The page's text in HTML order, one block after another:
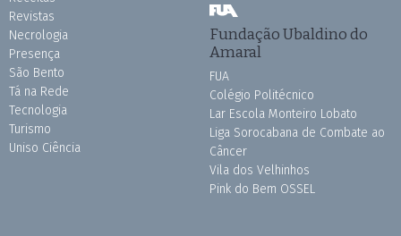
Revistas
Necrologia
Presença
São Bento
Tá na Rede
Tecnologia
Turismo
Uniso Ciência
Fundação Ubaldino do
Amaral
FUA
Colégio Politécnico
Lar Escola Monteiro Lobato
Liga Sorocabana de Combate ao
Câncer
Vila dos Velhinhos
Pink do Bem OSSEL